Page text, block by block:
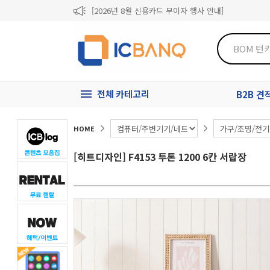
[2026년 8월 신용카드 무이자 행사 안내]
[마일리지 적립 및 사용 정책 개편 안내]
전체 카테고리 B2B 견
HOME
[히트디자인] F4153 투톤 1200 6칸 서랍장